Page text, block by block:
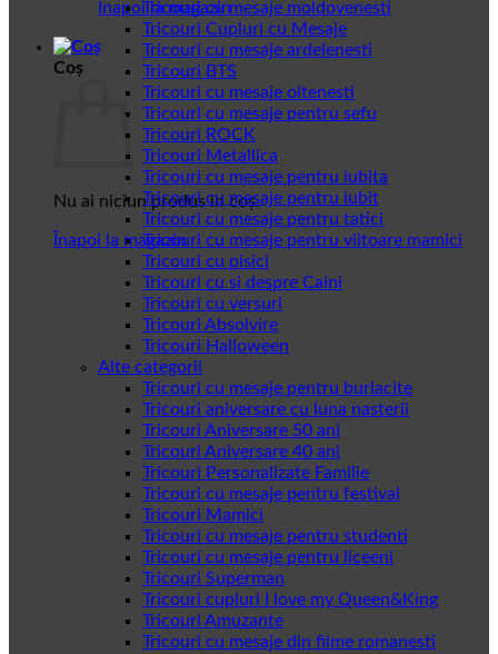
Înapoi la magazin
Coș
Nu ai niciun produs în coș.
Înapoi la magazin
Tricouri cu mesaje moldovenesti
Tricouri Cupluri cu Mesaje
Tricouri cu mesaje ardelenesti
Tricouri BTS
Tricouri cu mesaje oltenesti
Tricouri cu mesaje pentru sefu
Tricouri ROCK
Tricouri Metallica
Tricouri cu mesaje pentru iubita
Tricouri cu mesaje pentru iubit
Tricouri cu mesaje pentru tatici
Tricouri cu mesaje pentru viitoare mamici
Tricouri cu pisici
Tricouri cu si despre Caini
Tricouri cu versuri
Tricouri Absolvire
Tricouri Halloween
Alte categorii
Tricouri cu mesaje pentru burlacite
Tricouri aniversare cu luna nasterii
Tricouri Aniversare 50 ani
Tricouri Aniversare 40 ani
Tricouri Personalizate Familie
Tricouri cu mesaje pentru festival
Tricouri Mamici
Tricouri cu mesaje pentru studenti
Tricouri cu mesaje pentru liceeni
Tricouri Superman
Tricouri cupluri I love my Queen&King
Tricouri Amuzante
Tricouri cu mesaje din filme romanesti